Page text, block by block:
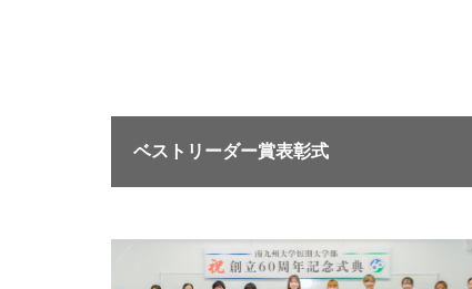
ベストリーダー賞表彰式